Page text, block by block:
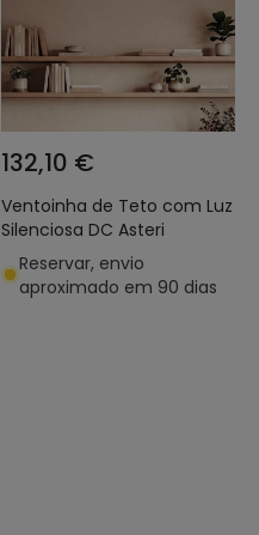
132,10 €
Ventoinha de Teto com Luz
Silenciosa DC Asteri
Reservar, envio
aproximado em 90 dias